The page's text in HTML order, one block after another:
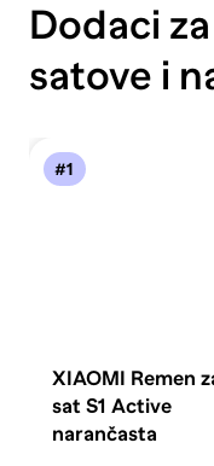
Dodaci
satove i
#1
XIAOMI Remen
sat S1 Active
narančasta